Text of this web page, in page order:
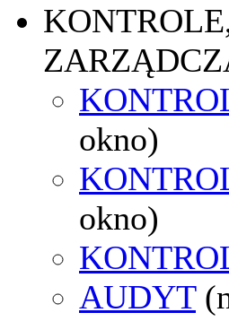
okno)
okno)
AUDYT